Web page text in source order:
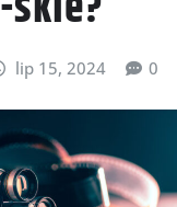
lip 15, 2024 0